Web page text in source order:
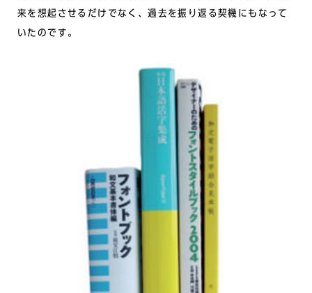
来を想起させるだけでなく、過去を振り返る契機にもなって
いたのです。